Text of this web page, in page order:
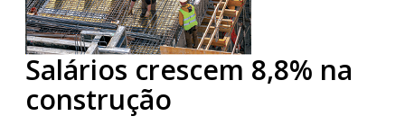
Salários crescem 8,8% na
construção